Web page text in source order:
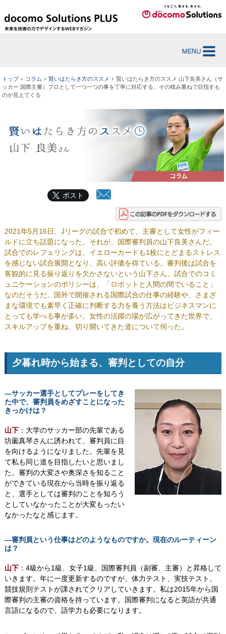
トップ コラム 賢いはたらき方のススメ
賢いはたらき方のススメ 山下良美さん（サ
ッカー 国際主審）プロとして一つ一つの事を丁寧に対応する、その積み重ねで目指すも
のが見えてくる
ポスト
2021年5月16日、Jリーグの試合で初めて、主審として女性がフィー
ルドに立ち話題になった。それが、国際審判員の山下良美さんだ。
試合でのレフェリングは、イエローカードも1枚にとどまるストレス
を感じない試合展開となり、高い評価を得ている。審判後は試合を
客観的に見る振り返りを欠かさないという山下さん。試合でのコミ
ュニケーションのポリシーは、「ロボットと人間の間でいること」
なのだそうだ。国外で開催される国際試合の仕事の経験や、さまざ
まな環境でも素早く正確に判断する力を養う方法はビジネスマンに
とっても学べる事が多い。女性の活躍の場が広がってきた世界で、
スキルアップを重ね、切り開いてきた道について伺った。
夕暮れ時から始まる、審判としての自分
―サッカー選手としてプレーをしてき
た中で、審判員をめざすことになった
きっかけは？
山下：大学のサッカー部の先輩である
坊薗真琴さんに誘われて、審判員に目
を向けるようになりました。先輩を見
て私も同じ道を目指したいと思いまし
た。審判の大変さや奥深さを知ること
ができている現在から当時を振り返る
と、選手としては審判のことを知ろう
としていなかったことが大変もったい
なかったなと感じます。
―審判員という仕事はどのようなものですか。現在のルーティーン
は？
山下：4級から1級、女子1級、国際審判員（副審、主審）と昇格して
いきます。年に一度更新するのですが、体力テスト、実技テスト、
競技規則テストが課されてクリアしていきます。私は2015年から国
際審判の主審の資格を持っています。国際審判になると英語が共通
言語になるので、語学力も必要になります。